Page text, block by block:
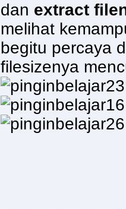
dan extract
melihat
begitu percaya
filesizenya